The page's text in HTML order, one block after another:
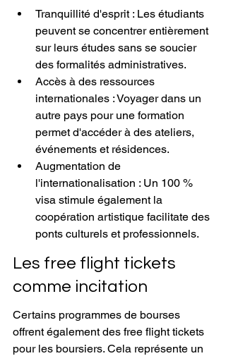
Tranquillité d'esprit : Les étudiants
peuvent se concentrer entièrement
sur leurs études sans se soucier
des formalités administratives.
Accès à des ressources
internationales : Voyager dans un
autre pays pour une formation
permet d'accéder à des ateliers,
événements et résidences.
Augmentation de
l'internationalisation : Un 100 %
visa stimule également la
coopération artistique facilitate des
ponts culturels et professionnels.
Les free flight tickets
comme incitation
Certains programmes de bourses
offrent également des free flight tickets
pour les boursiers. Cela représente un